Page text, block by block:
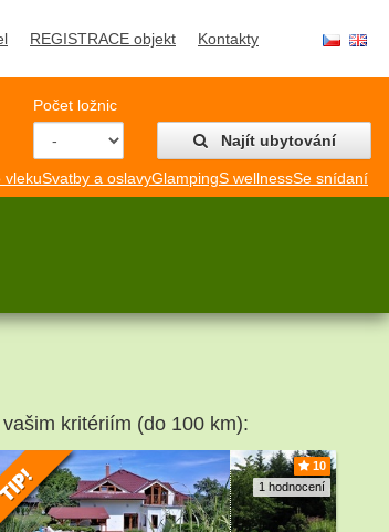
REGISTRACE objekt Kontakty
Počet ložnic
Najít ubytování
vlekuSvatby a oslavyGlampingS wellnessSe snídaní
kritériím (do 100 km):
10
1 hodnocení